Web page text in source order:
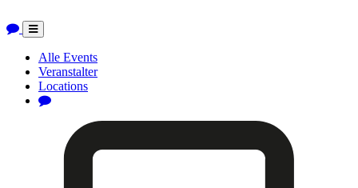
Toggle
navigation
Alle Events
Veranstalter
Locations